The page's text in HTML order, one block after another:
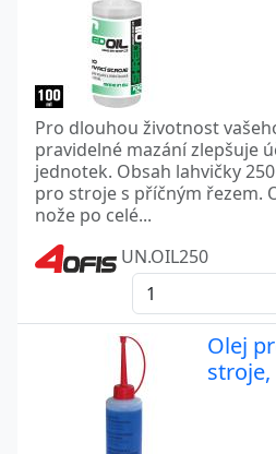
Pro dlouhou životnost
pravidelné mazání zlepšuje
jednotek. Obsah lahvičky
pro stroje s příčným řezem.
nože po celé...
UN.OIL250
Olej
stroje,